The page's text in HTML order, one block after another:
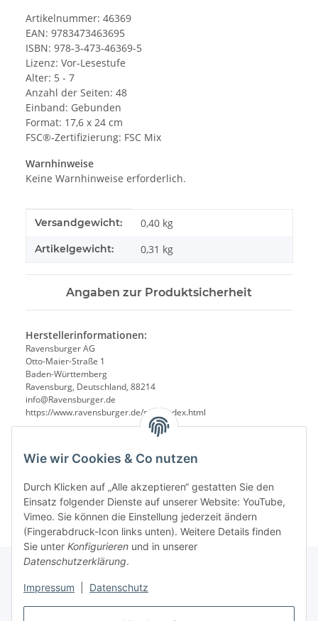
Wie wir Cookies & Co nutzen
Durch Klicken auf „Alle akzeptieren“ gestatten Sie den
Einsatz folgender Dienste auf unserer Website: YouTube,
Vimeo. Sie können die Einstellung jederzeit ändern
(Fingerabdruck-Icon links unten). Weitere Details finden
Sie unter Konfigurieren und in unserer
Datenschutzerklärung.
Impressum Datenschutz
Artikelnummer: 46369
EAN: 9783473463695
ISBN: 978-3-473-46369-5
Lizenz: Vor-Lesestufe
Alter: 5 - 7
Anzahl der Seiten: 48
Einband: Gebunden
Format: 17,6 x 24 cm
FSC®-Zertifizierung: FSC Mix
Warnhinweise
Keine Warnhinweise erforderlich.
Produkteigenschaft
Wert
Versandgewicht: 0,40 kg
Artikelgewicht: 0,31 kg
Angaben zur Produktsicherheit
Herstellerinformationen:
Ravensburger AG
Otto-Maier-Straße 1
Baden-Württemberg
Ravensburg, Deutschland, 88214
info@Ravensburger.de
https://www.ravensburger.de/start/index.html